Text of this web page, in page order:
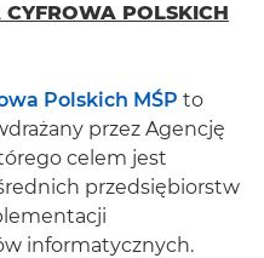
POLSKICH
Polskich MŚP to
przez Agencję
celem jest
przedsiębiorstw
informatycznych.